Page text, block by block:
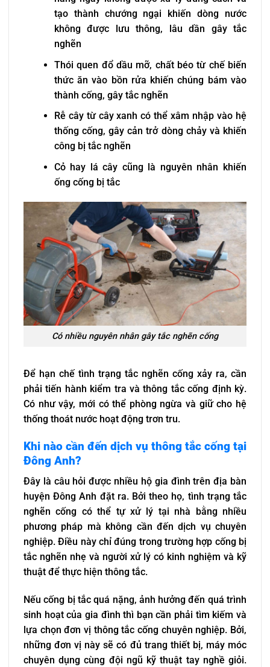
tạo thành chướng ngại khiến dòng nước
không được lưu thông, lâu dần gây tắc
nghẽn
Thói quen đổ dầu mỡ, chất béo từ chế biến
thức ăn vào bồn rửa khiến chúng bám vào
thành cống, gây tắc nghẽn
Rễ cây từ cây xanh có thể xâm nhập vào hệ
thống cống, gây cản trở dòng chảy và khiến
công bị tắc nghẽn
Cỏ hay lá cây cũng là nguyên nhân khiến
ống cống bị tắc
Có nhiều nguyên nhân gây tắc nghẽn cống
Để hạn chế tình trạng tắc nghẽn cống xảy ra, cần
phải tiến hành kiểm tra và thông tắc cống định kỳ.
Có như vậy, mới có thể phòng ngừa và giữ cho hệ
thống thoát nước hoạt động trơn tru.
Khi nào cần đến dịch vụ thông tắc cống tại
Đông Anh?
Đây là câu hỏi được nhiều hộ gia đình trên địa bàn
huyện Đông Anh đặt ra. Bởi theo họ, tình trạng tắc
nghẽn cống có thể tự xử lý tại nhà bằng nhiều
phương pháp mà không cần đến dịch vụ chuyên
nghiệp. Điều này chỉ đúng trong trường hợp cống bị
tắc nghẽn nhẹ và người xử lý có kinh nghiệm và kỹ
thuật để thực hiện thông tắc.
Nếu cống bị tắc quá nặng, ảnh hưởng đến quá trình
sinh hoạt của gia đình thì bạn cần phải tìm kiếm và
lựa chọn đơn vị thông tắc cống chuyên nghiệp. Bởi,
những đơn vị này sẽ có đủ trang thiết bị, máy móc
chuyên dụng cùng đội ngũ kỹ thuật tay nghề giỏi.